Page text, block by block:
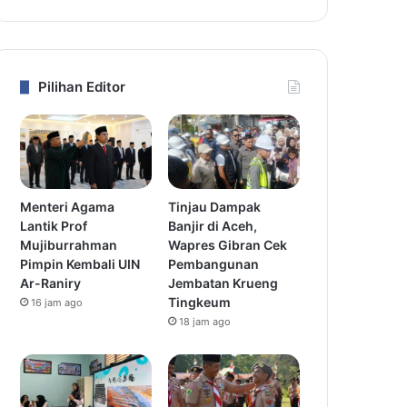
Pilihan Editor
Menteri Agama
Lantik Prof
Mujiburrahman
Pimpin Kembali UIN
Ar-Raniry
16 jam ago
Tinjau Dampak
Banjir di Aceh,
Wapres Gibran Cek
Pembangunan
Jembatan Krueng
Tingkeum
18 jam ago